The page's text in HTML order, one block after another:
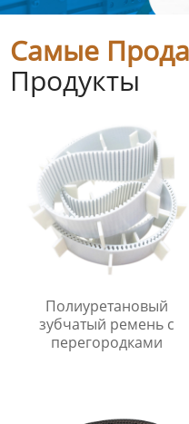
Самые
Продукты
Полиуретановый
зубчатый ремень с
перегородками